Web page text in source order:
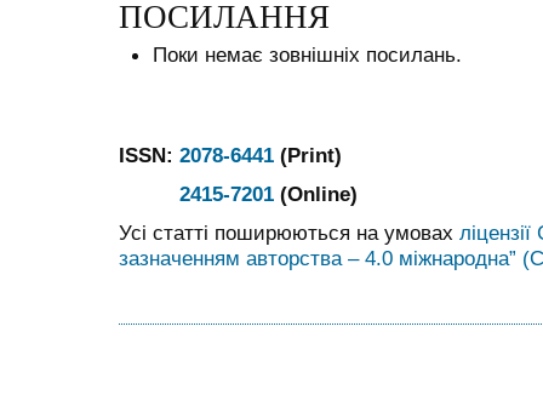
ПОСИЛАННЯ
Поки немає зовнішніх посилань.
ISSN: 2078-6441 (Print)
2415-7201 (Online)
Усі статті поширюються на умовах
зазначенням авторства – 4.0 міжнародна”